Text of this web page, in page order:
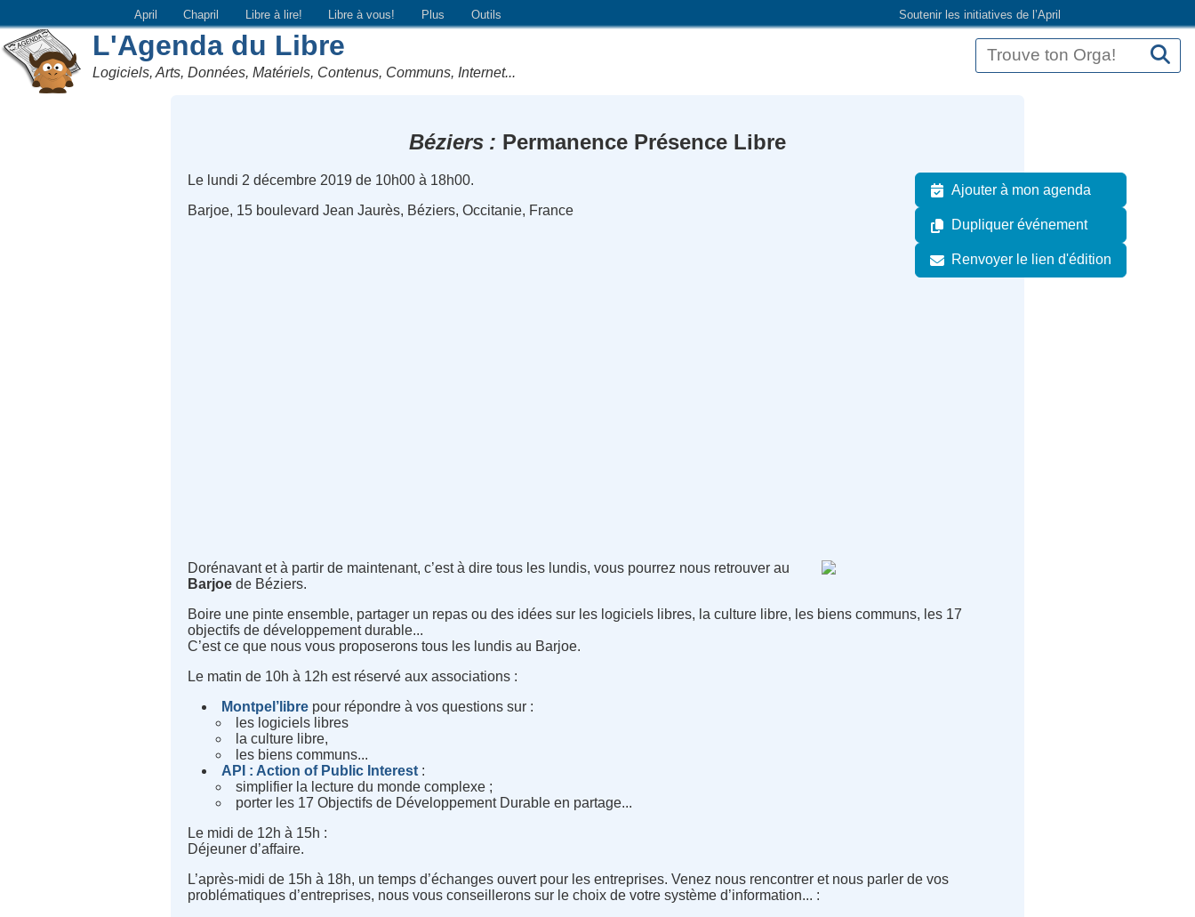
Soutenir les initiatives de l’April
April Chapril Libre à lire! Libre à vous! Plus Outils
L'Agenda du Libre
Logiciels, Arts, Données, Matériels, Contenus, Communs, Internet...
Béziers Permanence Présence Libre
Ajouter à mon agenda
Dupliquer événement
Renvoyer le lien d'édition
Le lundi 2 décembre 2019 de 10h00 à 18h00.
Barjoe, 15 boulevard Jean Jaurès, Béziers, Occitanie, France
Dorénavant et à partir de maintenant, c’est à dire tous les lundis, vous pourrez nous retrouver au
Barjoe de Béziers.
Boire une pinte ensemble, partager un repas ou des idées sur les logiciels libres, la culture libre, les biens communs, les 17
objectifs de développement durable...
C’est ce que nous vous proposerons tous les lundis au Barjoe.
Le matin de 10h à 12h est réservé aux associations :
Montpel’libre pour répondre à vos questions sur :
les logiciels libres
la culture libre,
les biens communs...
API : Action of Public Interest :
simplifier la lecture du monde complexe ;
porter les 17 Objectifs de Développement Durable en partage...
Le midi de 12h à 15h :
Déjeuner d’affaire.
L’après-midi de 15h à 18h, un temps d’échanges ouvert pour les entreprises. Venez nous rencontrer et nous parler de vos
problématiques d’entreprises, nous vous conseillerons sur le choix de votre système d’information... :